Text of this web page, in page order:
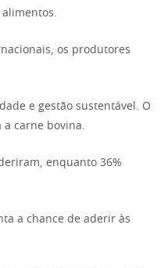
os produtores
e gestão sustentável. O
carne bovina.
enquanto 36%
a chance de aderir às